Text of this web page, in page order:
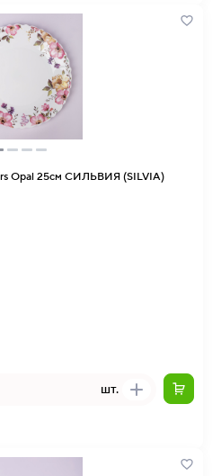
Opal 25см СИЛЬВИЯ (SILVIA)
шт.